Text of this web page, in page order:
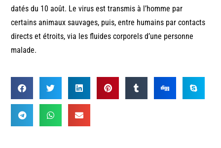
datés du 10 août. Le virus est transmis à l’homme par
certains animaux sauvages, puis, entre humains par contacts
directs et étroits, via les fluides corporels d’une personne
malade.